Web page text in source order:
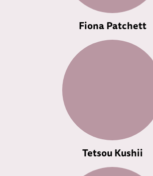
Fiona Patchett
Tetsou Kushii